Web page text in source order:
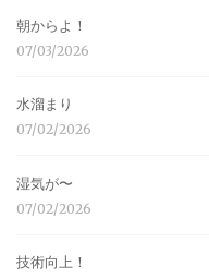
朝からよ！
07/03/2026
水溜まり
07/02/2026
湿気が〜
07/02/2026
技術向上！